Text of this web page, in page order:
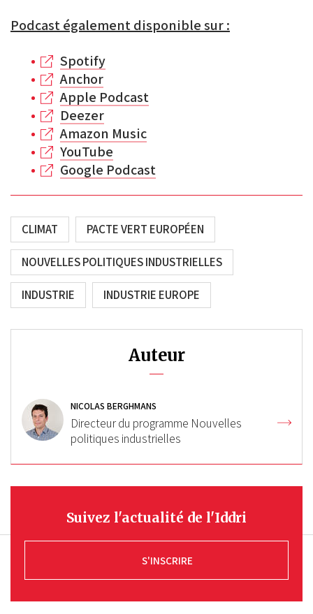
Podcast également disponible sur :
Spotify
Anchor
Apple Podcast
Deezer
Amazon Music
YouTube
Google Podcast
CLIMAT PACTE VERT EUROPÉEN
NOUVELLES POLITIQUES INDUSTRIELLES
INDUSTRIE INDUSTRIE EUROPE
Auteur
NICOLAS BERGHMANS
Directeur du programme Nouvelles
politiques industrielles
Suivez l'actualité de l'Iddri
S'INSCRIRE